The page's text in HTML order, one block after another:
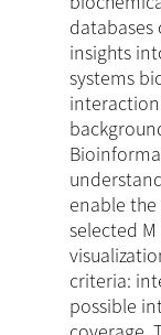
insights
systems
enable the
selected
criteria:
possible